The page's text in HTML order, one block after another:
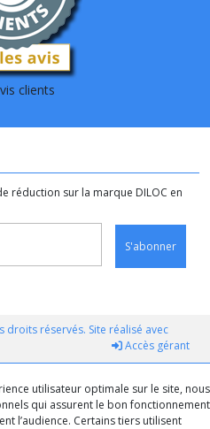
clients
réduction sur la marque DILOC en
S'abonner
droits réservés. Site réalisé avec
Accès gérant
utilisateur optimale sur le site, nous
qui assurent le bon fonctionnement
l’audience. Certains tiers utilisent